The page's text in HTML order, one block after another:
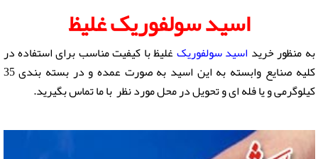
اسید سولفوریک غلیظ
به منظور خرید اسید سولفوریکغلیظ با کیفیت مناسب برای استفاده در
کلیه صنایع وابسته به این اسید به صورت عمده و در بسته بندی 35
کیلوگرمی و یا فله ای و تحویل در محل مورد نظر با ما تماس بگیرید.